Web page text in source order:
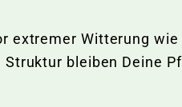
extremer Witterung
bleiben Deine